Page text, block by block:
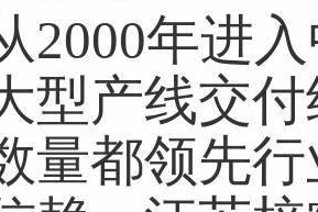
年进入
型产线交
量都领先